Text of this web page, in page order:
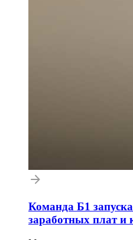
Команда Б1
заработных плат и